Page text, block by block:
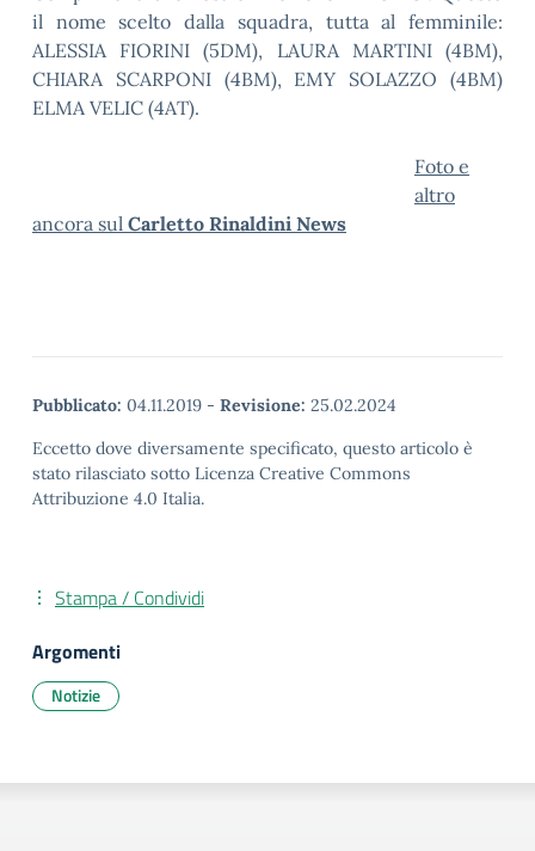
il nome scelto dalla squadra, tutta al femminile:
ALESSIA FIORINI (5DM), LAURA MARTINI (4BM),
CHIARA SCARPONI (4BM), EMY SOLAZZO (4BM)
ELMA VELIC (4AT).
Foto e
altro
ancora sul Carletto Rinaldini News
Pubblicato: 04.11.2019 - Revisione: 25.02.2024
Eccetto dove diversamente specificato, questo articolo è
stato rilasciato sotto Licenza Creative Commons
Attribuzione 4.0 Italia.
Stampa / Condividi
Argomenti
Notizie